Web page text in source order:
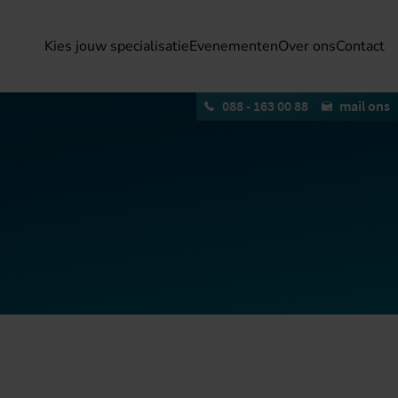
088 - 163 00 88 mail ons
Kies jouw specialisatieEvenementenOver onsContact